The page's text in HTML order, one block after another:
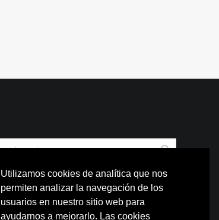
Utilizamos cookies de analítica que nos
permiten analizar la navegación de los
usuarios en nuestro sitio web para
ayudarnos a mejorarlo. Las cookies